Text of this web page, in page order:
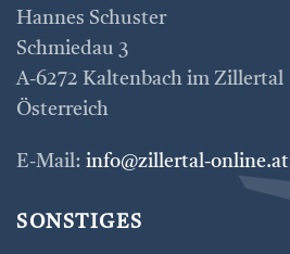
Hannes Schuster
Schmiedau 3
A-6272 Kaltenbach im Zillertal
Österreich
E-Mail: info@zillertal-online.at
SONSTIGES